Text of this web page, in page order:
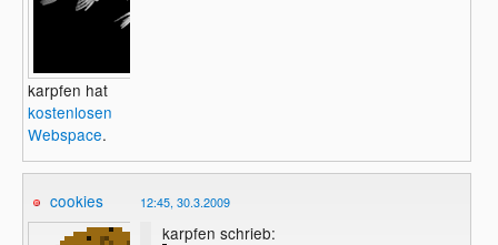
karpfen hat
kostenlosen
Webspace.
cookies 12:45, 30.3.2009
karpfen schrieb: